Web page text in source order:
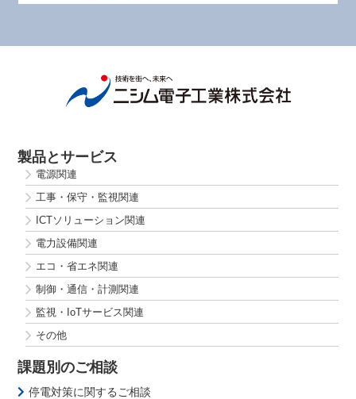
製品とサービス
電源関連
工事・保守・監視関連
ICTソリューション関連
電力設備関連
エコ・省エネ関連
制御・通信・計測関連
監視・IoTサービス関連
その他
課題別のご相談
停電対策に関するご相談